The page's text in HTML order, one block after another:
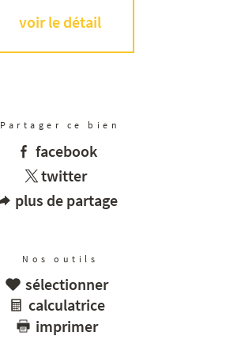
voir le détail
Partager ce bien
facebook
twitter
plus de partage
Nos outils
sélectionner
calculatrice
imprimer